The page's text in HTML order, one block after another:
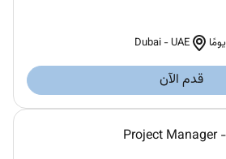
Dubai -UAE
قدم الآن
Project Manager